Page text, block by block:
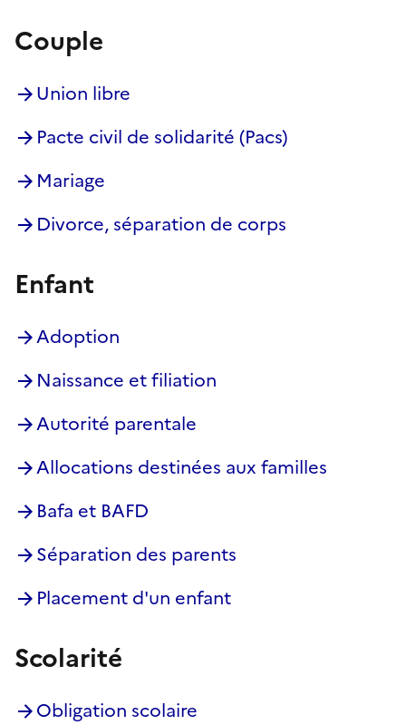
Couple
Union libre
Pacte civil de solidarité (Pacs)
Mariage
Divorce, séparation de corps
Enfant
Adoption
Naissance et filiation
Autorité parentale
Allocations destinées aux familles
Bafa et BAFD
Séparation des parents
Placement d'un enfant
Scolarité
Obligation scolaire